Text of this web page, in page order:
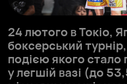
24 лютого в Токіо,
боксерський
подією якого
у легшій вазі (до